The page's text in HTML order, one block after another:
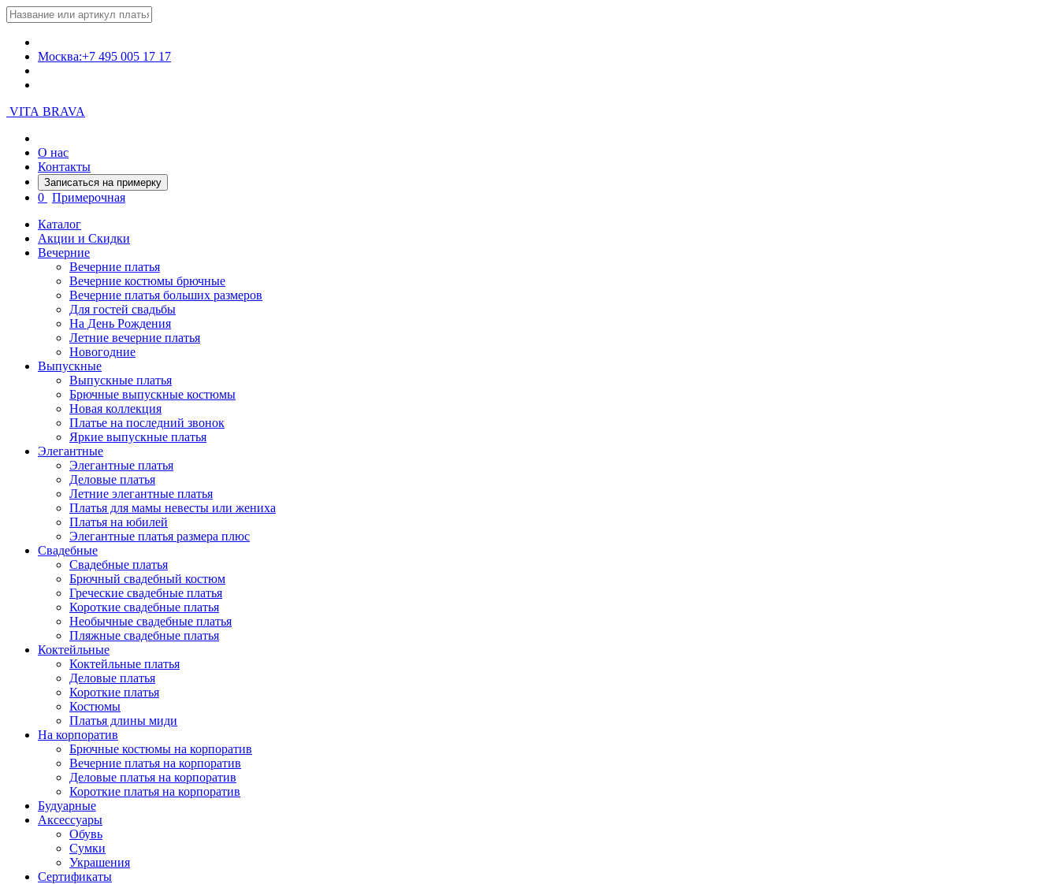
Москва:+7 495 005 17 17
VITA BRAVA
О нас
Контакты
Записаться на примерку
0 Примерочная
Каталог
Акции и Скидки
Вечерние
Вечерние платья
Вечерние костюмы брючные
Вечерние платья больших размеров
Для гостей свадьбы
На День Рождения
Летние вечерние платья
Новогодние
Выпускные
Выпускные платья
Брючные выпускные костюмы
Новая коллекция
Платье на последний звонок
Яркие выпускные платья
Элегантные
Элегантные платья
Деловые платья
Летние элегантные платья
Платья для мамы невесты или жениха
Платья на юбилей
Элегантные платья размера плюс
Свадебные
Свадебные платья
Брючный свадебный костюм
Греческие свадебные платья
Короткие свадебные платья
Необычные свадебные платья
Пляжные свадебные платья
Коктейльные
Коктейльные платья
Деловые платья
Короткие платья
Костюмы
Платья длины миди
На корпоратив
Брючные костюмы на корпоратив
Вечерние платья на корпоратив
Деловые платья на корпоратив
Короткие платья на корпоратив
Будуарные
Аксессуары
Обувь
Сумки
Украшения
Сертификаты